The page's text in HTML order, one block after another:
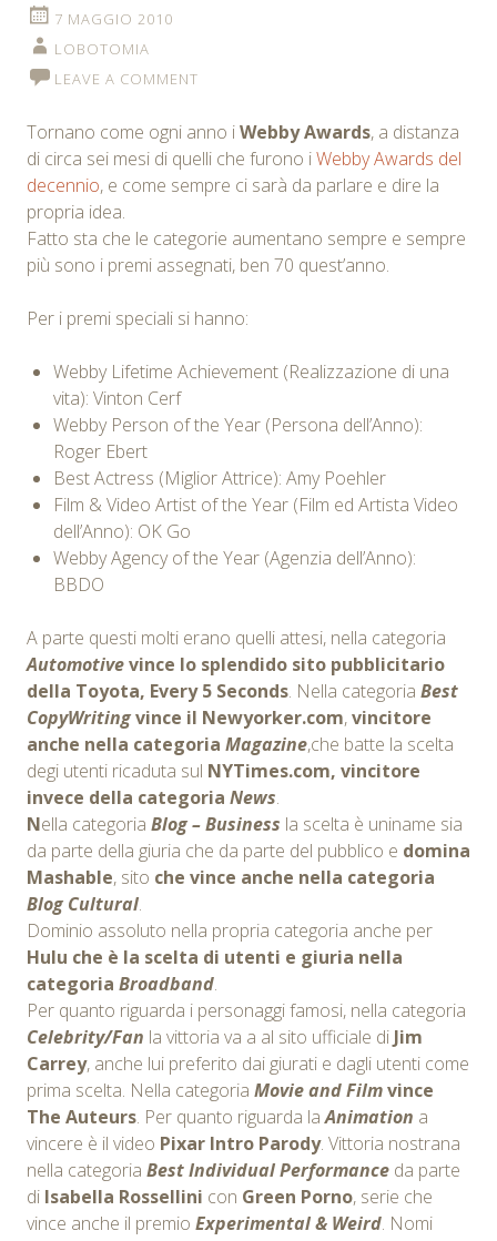
7 MAGGIO 2010
LOBOTOMIA
LEAVE A COMMENT
Tornano come ogni anno iWebby Awards, a distanza
di circa sei mesi di quelli che furono iWebby Awards del
decennio, e come sempre ci sarà da parlare e dire la
propria idea.
Fatto sta che le categorie aumentano sempre e sempre
più sono i premi assegnati, ben 70 quest’anno.
Per i premi speciali si hanno:
Webby Lifetime Achievement (Realizzazione di una
vita): Vinton Cerf
Webby Person of the Year (Persona dell’Anno):
Roger Ebert
Best Actress (Miglior Attrice): Amy Poehler
Film & Video Artist of the Year (Film ed Artista Video
dell’Anno): OK Go
Webby Agency of the Year (Agenzia dell’Anno):
BBDO
A parte questi molti erano quelli attesi, nella categoria
Automotivevince lo splendido sito pubblicitario
della Toyota, Every 5 Seconds. Nella categoria Best
CopyWritingvince il Newyorker.com,vincitore
anche nella categoria Magazine,che batte la scelta
degi utenti ricaduta sul NYTimes.com, vincitore
invece della categoria News.
Nella categoria Blog – Business la scelta è uniname sia
da parte della giuria che da parte del pubblico e domina
Mashable, sito che vince anche nella categoria
BlogCultural.
Dominio assoluto nella propria categoria anche per
Hulu che è la scelta di utenti e giuria nella
categoria Broadband.
Per quanto riguarda i personaggi famosi, nella categoria
Celebrity/Fan la vittoria va a al sito ufficiale di Jim
Carrey, anche lui preferito dai giurati e dagli utenti come
prima scelta. Nella categoria Movie and Filmvince
The Auteurs. Per quanto riguarda laAnimation a
vincere è il video Pixar Intro Parody. Vittoria nostrana
nella categoria Best Individual Performance da parte
di Isabella Rossellini con Green Porno, serie che
vince anche il premio Experimental & Weird. Nomi